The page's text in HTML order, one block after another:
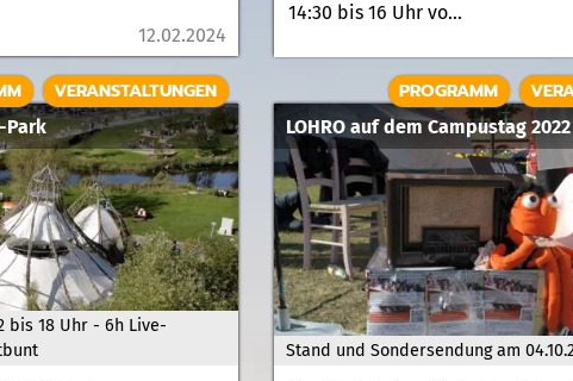
12.02.2024
14:30 bis 16 Uhr vo...
bis 18 Uhr - 6h Live-
Park
VERANSTALTUNGEN
Stand und Sondersendung am
LOHRO auf dem Campustag 2022
PROGRAMM